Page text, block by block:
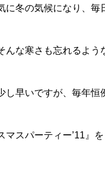
に冬の気候になり、
んな寒さも忘れるよう
し早いですが、毎年恒
マスパーティー’11